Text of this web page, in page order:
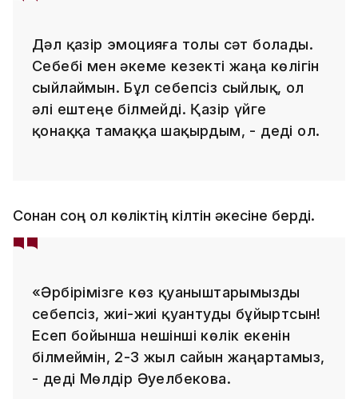
Дәл қазір эмоцияға толы сәт болады.
Себебі мен әкеме кезекті жаңа көлігін
сыйлаймын. Бұл себепсіз сыйлық, ол
әлі ештеңе білмейді. Қазір үйге
қонаққа тамаққа шақырдым, - деді ол.
Сонан соң ол көліктің кілтін әкесіне берді.
«Әрбірімізге көз қуаныштарымызды
себепсіз, жиі-жиі қуантуды бұйыртсын!
Есеп бойынша нешінші көлік екенін
білмеймін, 2-3 жыл сайын жаңартамыз,
- деді Мөлдір Әуелбекова.